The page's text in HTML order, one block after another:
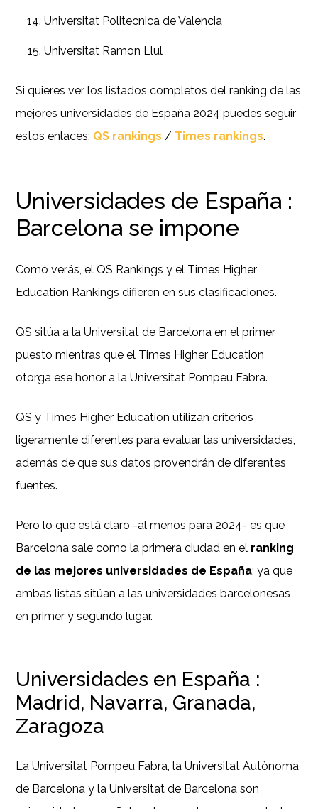
Universitat Politecnica de Valencia
Universitat Ramon Llul
Si quieres ver los listados completos del ranking de las
mejores universidades de España 2024 puedes seguir
estos enlaces: QS rankings/ Times rankings.
Universidades de España :
Barcelona se impone
Como verás, el QS Rankings y el Times Higher
Education Rankings difieren en sus clasificaciones.
QS sitúa a la Universitat de Barcelona en el primer
puesto mientras que el Times Higher Education
otorga ese honor a la Universitat Pompeu Fabra.
QS y Times Higher Education utilizan criterios
ligeramente diferentes para evaluar las universidades,
además de que sus datos provendrán de diferentes
fuentes.
Pero lo que está claro -al menos para 2024- es que
Barcelona sale como la primera ciudad en el ranking
de las mejores universidades de España; ya que
ambas listas sitúan a las universidades barcelonesas
en primer y segundo lugar.
Universidades en España :
Madrid, Navarra, Granada,
Zaragoza
La Universitat Pompeu Fabra, la Universitat Autònoma
de Barcelona y la Universitat de Barcelona son